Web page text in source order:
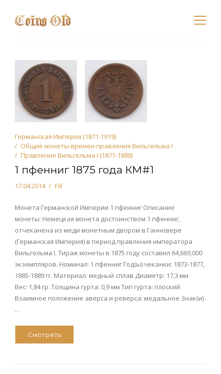
Германская Империя (1871-1919)
Общие монеты времен правления Вильгельма I
Правление Вильгельма I (1871-1888)
1 пфенниг 1875 года КМ#1
17.04.2014 Fill
Монета Германской Империи 1 пфенниг Описание
монеты: Немецкая монета достоинством 1 пфенниг,
отчеканена из меди монетным двором в Ганновере
(Германская Империя) в период правления императора
Вильгельма I. Тираж монеты в 1875 году составил 64,669,000
экземпляров. Номинал: 1 пфенниг Год(ы) чеканки: 1873-1877,
1885-1889 гг. Материал: медный сплав Диаметр: 17,3 мм
Вес: 1,84 гр. Толщина гурта: 0,9 мм Тип гурта: плоский
Взаимное положение аверса и реверса: медальное Знак(и)
…
Смотреть